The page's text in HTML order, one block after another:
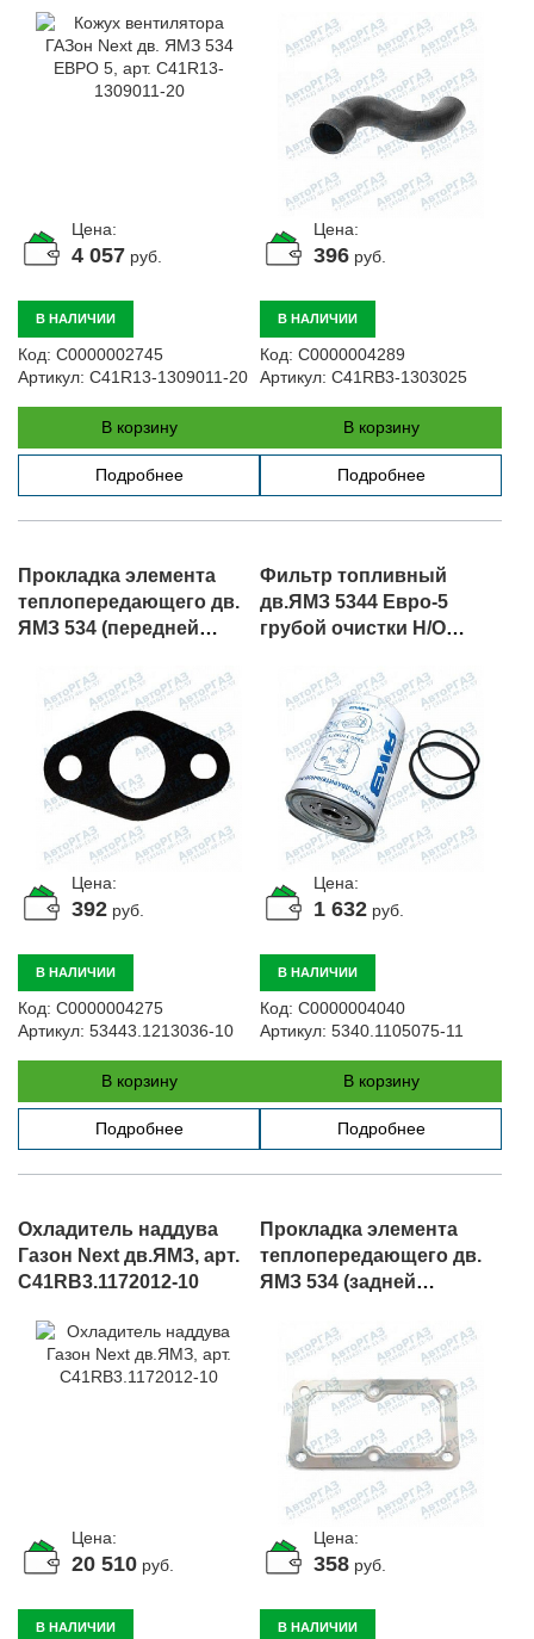
Цена:
4 057 руб.
В НАЛИЧИИ
Код: С0000002745
Артикул: C41R13-1309011-20
В корзину
Подробнее
Цена:
396 руб.
В НАЛИЧИИ
Код: С0000004289
Артикул: C41RB3-1303025
В корзину
Подробнее
Прокладка элемента
теплопередающего дв.
ЯМЗ 534 (передней
53443.1213036-10
Цена:
392 руб.
В НАЛИЧИИ
Код: С0000004275
Артикул: 53443.1213036-10
В корзину
Подробнее
Фильтр топливный
дв.ЯМЗ 5344 Евро-5
грубой очистки Н/О
Оригинал, арт.
5340.1105075-11
Цена:
1 632 руб.
В НАЛИЧИИ
Код: С0000004040
Артикул: 5340.1105075-11
В корзину
Подробнее
Охладитель наддува
Газон Next дв.ЯМЗ, арт.
C41RB3.1172012-10
Цена:
20 510 руб.
В НАЛИЧИИ
Прокладка элемента
теплопередающего дв.
ЯМЗ 534 (задней
53443.1213036
Цена:
358 руб.
В НАЛИЧИИ